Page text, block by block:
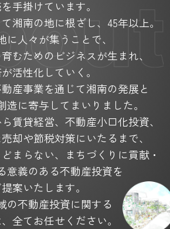
手掛けています。
湘南の地に根ざし、45年以上。
に人々が集うことで、
むためのビジネスが生まれ、
活性化していく。
産事業を通じて湘南の発展と
造に寄与してまいりました。
賃貸経営、不動産小口化投資、
売却や節税対策にいたるまで、
まらない、
まちづくりに貢献・
意義のある不動産投資を
案いたします。
の不動産投資に関する
全てお任せください。